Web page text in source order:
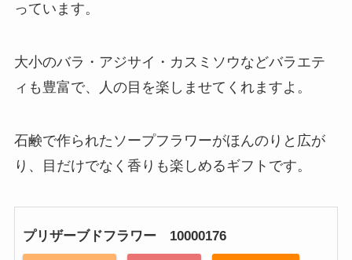
っています。
大小のバラ・アジサイ・カスミソウなどバラエテ
ィも豊富で、人の目を楽しませてくれますよ。
石鹸で作られたソープフラワーがほんのりと広が
り、目だけでなく香りも楽しめるギフトです。
プリザーブドフラワー 10000176